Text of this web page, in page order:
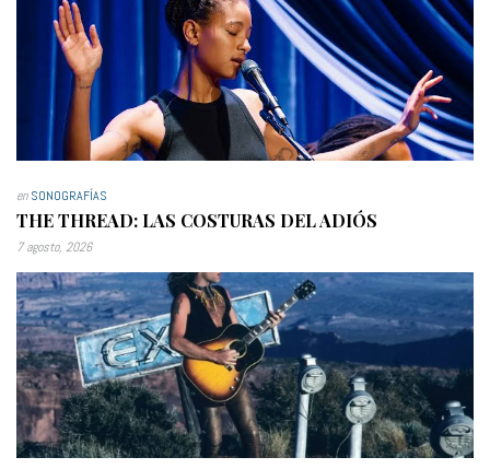
enSONOGRAFÍAS
THE THREAD: LAS COSTURAS DEL ADIÓS
7 agosto, 2026